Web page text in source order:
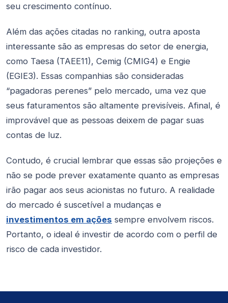
seu crescimento contínuo.
Além das ações citadas no ranking, outra aposta
interessante são as empresas do setor de energia,
como Taesa (TAEE11), Cemig (CMIG4) e Engie
(EGIE3). Essas companhias são consideradas
“pagadoras perenes” pelo mercado, uma vez que
seus faturamentos são altamente previsíveis. Afinal, é
improvável que as pessoas deixem de pagar suas
contas de luz.
Contudo, é crucial lembrar que essas são projeções e
não se pode prever exatamente quanto as empresas
irão pagar aos seus acionistas no futuro. A realidade
do mercado é suscetível a mudanças e
investimentos em ações sempre envolvem riscos.
Portanto, o ideal é investir de acordo com o perfil de
risco de cada investidor.